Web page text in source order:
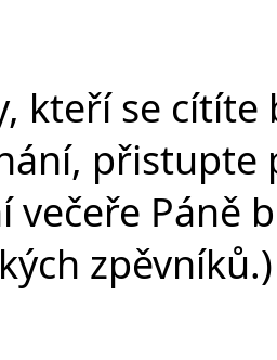
kteří se
přistupte
večeře Páně
zpěvníků.)